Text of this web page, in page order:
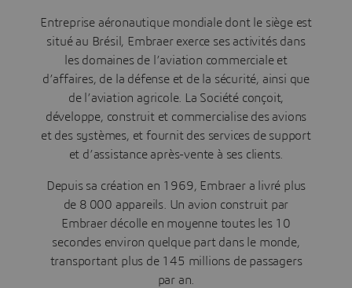
Entreprise aéronautique mondiale dont le siège est
situé au Brésil, Embraer exerce ses activités dans
les domaines de l’aviation commerciale et
d’affaires, de la défense et de la sécurité, ainsi que
de l’aviation agricole. La Société conçoit,
développe, construit et commercialise des avions
et des systèmes, et fournit des services de support
et d’assistance après-vente à ses clients.
Depuis sa création en 1969, Embraer a livré plus
de 8 000 appareils. Un avion construit par
Embraer décolle en moyenne toutes les 10
secondes environ quelque part dans le monde,
transportant plus de 145 millions de passagers
par an.